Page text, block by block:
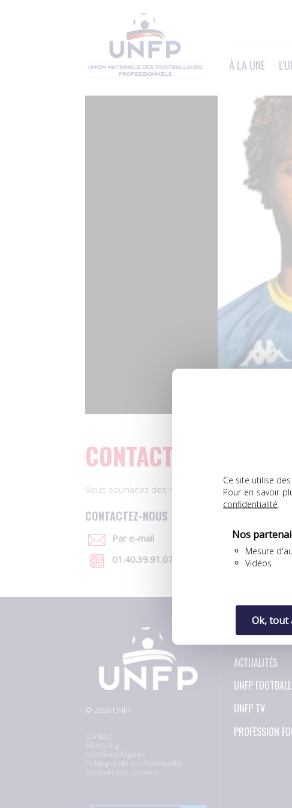
Ce site utilise
Pour en savoir
confidentialité
Nos
Mesure
Vidéos
Ok, tout
À LA UNE
CONTACT
Vous souhaitez des renseignements sur un
CONTACTEZ-NOUS
Par e-mail
01.40.39.91.07
© 2026 UNFP
Contact
Fifpro.org
Mentions légales
Politique de confidentialité
Gestion des cookies
À LA UNE
ACTUALITÉS
UNFP
UNFP TV
PROFESSION